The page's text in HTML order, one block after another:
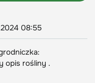
08:55
opis rośliny .